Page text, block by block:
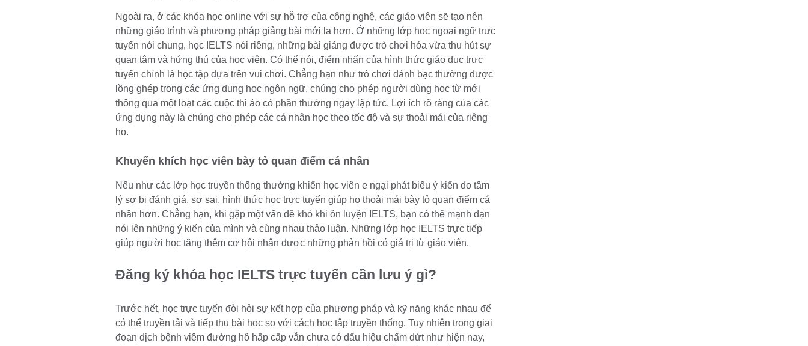
Ngoài ra, ở các khóa học online với sự hỗ trợ của công nghệ, các giáo viên sẽ tạo nên
những giáo trình và phương pháp giảng bài mới lạ hơn. Ở những lớp học ngoại ngữ trực
tuyến nói chung, học IELTS nói riêng, những bài giảng được trò chơi hóa vừa thu hút sự
quan tâm và hứng thú của học viên. Có thể nói, điểm nhấn của hình thức giáo dục trực
tuyến chính là học tập dựa trên vui chơi. Chẳng hạn như trò chơi đánh bạc thường được
lồng ghép trong các ứng dụng học ngôn ngữ, chúng cho phép người dùng học từ mới
thông qua một loạt các cuộc thi ảo có phần thưởng ngay lập tức. Lợi ích rõ ràng của các
ứng dụng này là chúng cho phép các cá nhân học theo tốc độ và sự thoải mái của riêng
họ.
Khuyến khích học viên bày tỏ quan điểm cá nhân
Nếu như các lớp học truyền thống thường khiến học viên e ngại phát biểu ý kiến do tâm
lý sợ bị đánh giá, sợ sai, hình thức học trực tuyến giúp họ thoải mái bày tỏ quan điểm cá
nhân hơn. Chẳng hạn, khi gặp một vấn đề khó khi ôn luyện IELTS, bạn có thể mạnh dạn
nói lên những ý kiến của mình và cùng nhau thảo luận. Những lớp học IELTS trực tiếp
giúp người học tăng thêm cơ hội nhận được những phản hồi có giá trị từ giáo viên.
Đăng ký khóa học IELTS trực tuyến cần lưu ý gì?
Trước hết, học trực tuyến đòi hỏi sự kết hợp của phương pháp và kỹ năng khác nhau để
có thể truyền tải và tiếp thu bài học so với cách học tập truyền thống. Tuy nhiên trong giai
đoạn dịch bệnh viêm đường hô hấp cấp vẫn chưa có dấu hiệu chấm dứt như hiện nay,